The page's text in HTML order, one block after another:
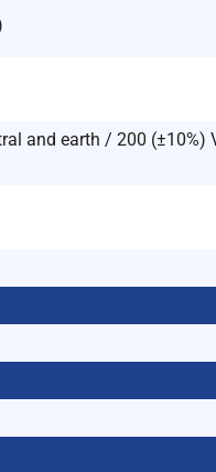
and earth / 200 (±10%)